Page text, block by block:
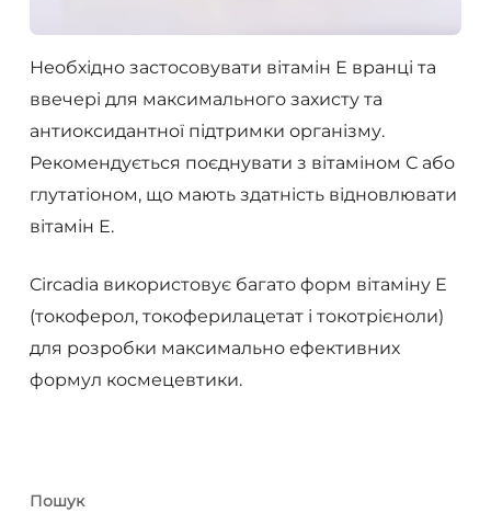
Необхідно застосовувати вітамін Е вранці та
ввечері для максимального захисту та
антиоксидантної підтримки організму.
Рекомендується поєднувати з вітаміном С або
глутатіоном, що мають здатність відновлювати
вітамін Е.
Circadia використовує багато форм вітаміну Е
(токоферол, токоферилацетат і токотрієноли)
для розробки максимально ефективних
формул космецевтики.
Пошук